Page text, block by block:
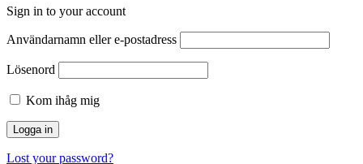
Sign in to your account
Användarnamn eller e-postadress
Lösenord
Kom ihåg mig
Lost your password?